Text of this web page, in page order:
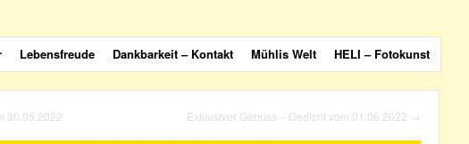
Lebensfreude Dankbarkeit – Kontakt Mühlis Welt HELI – Fotokunst
30.05.2022 Exklusiver Genuss – Gedicht vom 01.06.2022 →